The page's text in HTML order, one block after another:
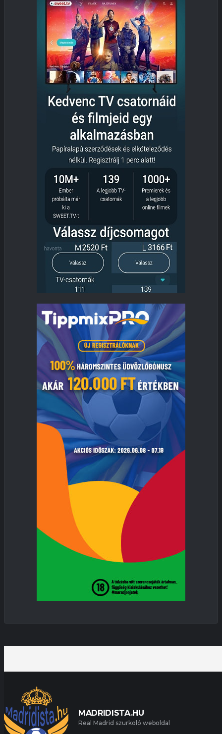
MADRIDISTA.HU
Real Madrid szurkoló weboldal